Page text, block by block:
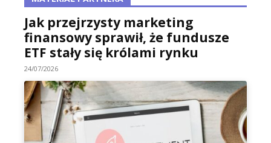
Jak przejrzysty marketing
finansowy sprawił, że fundusze
ETF stały się królami rynku
24/07/2026